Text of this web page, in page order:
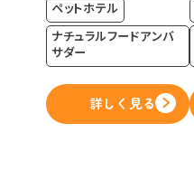
ペットホテル
ナチュラルフードアンバ
サダー
詳しく見る